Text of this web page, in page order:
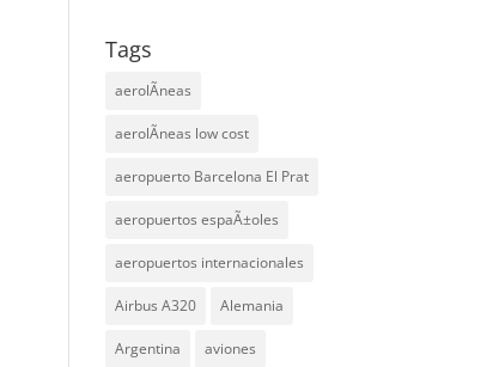
Tags
aerolÃ­neas
aerolÃ­neas low cost
aeropuerto Barcelona El Prat
aeropuertos espaÃ±oles
aeropuertos internacionales
Airbus A320 Alemania
Argentina aviones